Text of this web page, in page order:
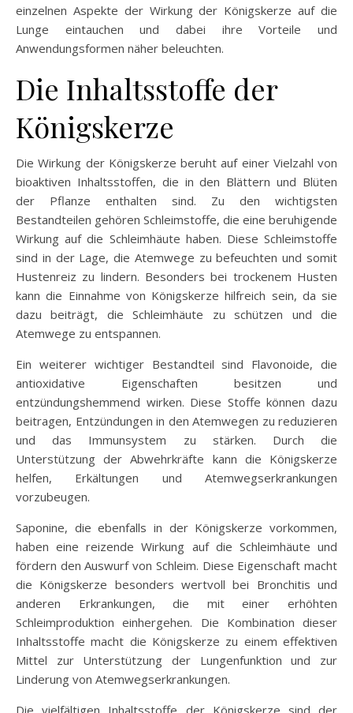
einzelnen Aspekte der Wirkung der Königskerze auf die
Lunge eintauchen und dabei ihre Vorteile und
Anwendungsformen näher beleuchten.
Die Inhaltsstoffe der
Königskerze
Die Wirkung der Königskerze beruht auf einer Vielzahl von
bioaktiven Inhaltsstoffen, die in den Blättern und Blüten
der Pflanze enthalten sind. Zu den wichtigsten
Bestandteilen gehören Schleimstoffe, die eine beruhigende
Wirkung auf die Schleimhäute haben. Diese Schleimstoffe
sind in der Lage, die Atemwege zu befeuchten und somit
Hustenreiz zu lindern. Besonders bei trockenem Husten
kann die Einnahme von Königskerze hilfreich sein, da sie
dazu beiträgt, die Schleimhäute zu schützen und die
Atemwege zu entspannen.
Ein weiterer wichtiger Bestandteil sind Flavonoide, die
antioxidative Eigenschaften besitzen und
entzündungshemmend wirken. Diese Stoffe können dazu
beitragen, Entzündungen in den Atemwegen zu reduzieren
und das Immunsystem zu stärken. Durch die
Unterstützung der Abwehrkräfte kann die Königskerze
helfen, Erkältungen und Atemwegserkrankungen
vorzubeugen.
Saponine, die ebenfalls in der Königskerze vorkommen,
haben eine reizende Wirkung auf die Schleimhäute und
fördern den Auswurf von Schleim. Diese Eigenschaft macht
die Königskerze besonders wertvoll bei Bronchitis und
anderen Erkrankungen, die mit einer erhöhten
Schleimproduktion einhergehen. Die Kombination dieser
Inhaltsstoffe macht die Königskerze zu einem effektiven
Mittel zur Unterstützung der Lungenfunktion und zur
Linderung von Atemwegserkrankungen.
Die vielfältigen Inhaltsstoffe der Königskerze sind der